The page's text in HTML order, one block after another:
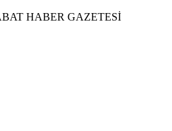
HABER GAZETESİ